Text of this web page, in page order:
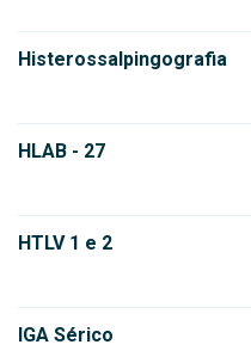
Histerossalpingografia
HLAB - 27
HTLV 1 e 2
IGA Sérico